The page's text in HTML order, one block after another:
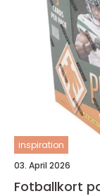
inspiration
03. April 2026
Fotballkort pakker slik finner